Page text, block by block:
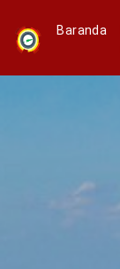
Baranda